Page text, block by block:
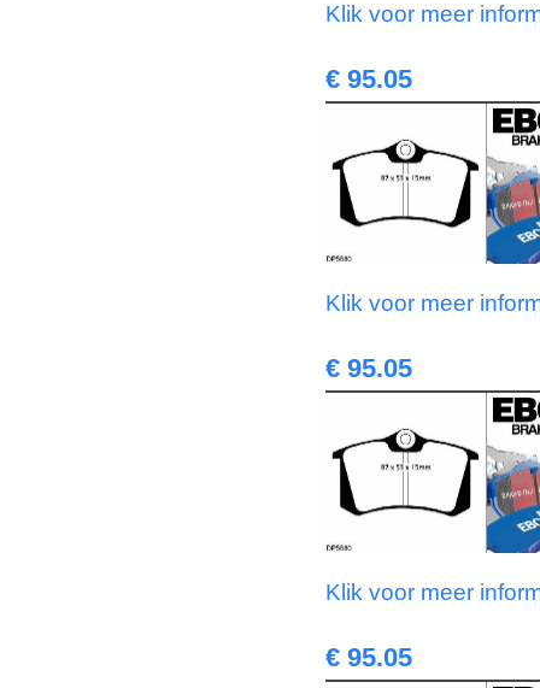
Klik voor meer
€ 95.05
Klik voor meer
€ 95.05
Klik voor meer
€ 95.05